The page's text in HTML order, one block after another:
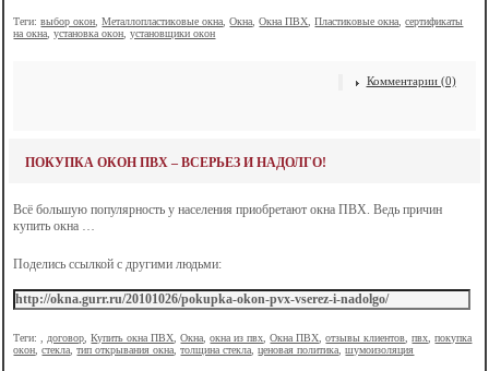
Теги:выбор окон ,Металлопластиковые окна ,Окна ,Окна ПВХ ,Пластиковые окна ,сертификаты
на окна ,установка окон ,установщики окон
Комментарии (0)
ПОКУПКА ОКОН ПВХ – ВСЕРЬЕЗ И НАДОЛГО!
Всё большую популярность у населения приобретают окна ПВХ. Ведь причин
купить окна …
Поделись ссылкой с другими людьми:
Теги: договор ,Купить окна ПВХ ,Окна ,окна из пвх ,Окна ПВХ ,отзывы клиентов ,пвх ,покупка
окон ,стекла ,тип открывания окна ,толщина стекла ,ценовая политика ,шумоизоляция